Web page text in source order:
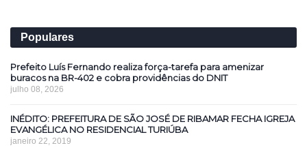
Populares
Prefeito Luís Fernando realiza força-tarefa para amenizar
buracos na BR-402 e cobra providências do DNIT
julho 08, 2026
INÉDITO: PREFEITURA DE SÃO JOSÉ DE RIBAMAR FECHA IGREJA
EVANGÉLICA NO RESIDENCIAL TURIÚBA
janeiro 22, 2019